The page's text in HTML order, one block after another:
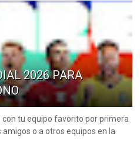
2026 PARA
tu equipo favorito por primera
o a otros equipos en la